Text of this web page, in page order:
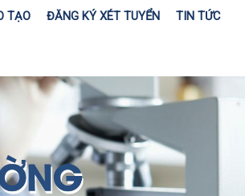
TẠO ĐĂNG KÝ XÉT TUYỂN TIN TỨC